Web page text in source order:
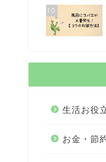
10
生活お役
お金・節